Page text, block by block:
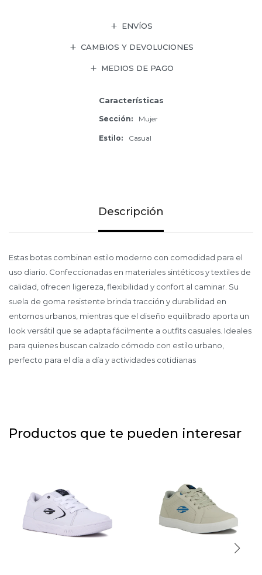
ENVÍOS
CAMBIOS Y DEVOLUCIONES
MEDIOS DE PAGO
Características
Sección Mujer
Estilo Casual
Descripción
Estas botas combinan estilo moderno con comodidad para el
uso diario. Confeccionadas en materiales sintéticos y textiles de
calidad, ofrecen ligereza, flexibilidad y confort al caminar. Su
suela de goma resistente brinda tracción y durabilidad en
entornos urbanos, mientras que el diseño equilibrado aporta un
look versátil que se adapta fácilmente a outfits casuales. Ideales
para quienes buscan calzado cómodo con estilo urbano,
perfecto para el día a día y actividades cotidianas
Productos que te pueden interesar